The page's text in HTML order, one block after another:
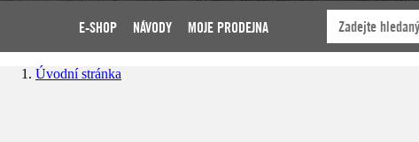
E-SHOP NÁVODY MOJE PRODEJNA
Úvodní stránka